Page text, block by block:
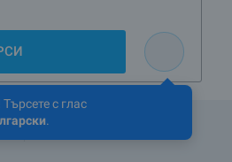
Търсете с глас
.